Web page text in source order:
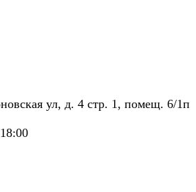
ул, д. 4 стр. 1, помещ. 6/1п